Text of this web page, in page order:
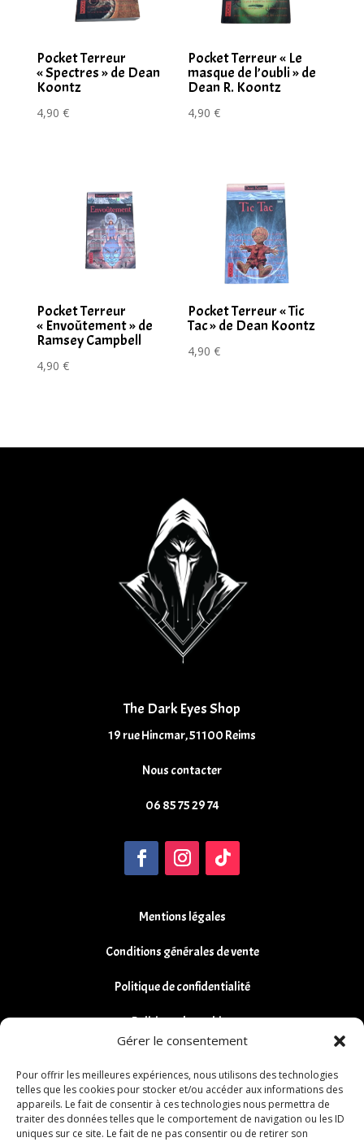
Gérer le consentement
Pour offrir les meilleures expériences, nous utilisons des technologies
telles que les cookies pour stocker et/ou accéder aux informations des
appareils. Le fait de consentir à ces technologies nous permettra de
traiter des données telles que le comportement de navigation ou les ID
uniques sur ce site. Le fait de ne pas consentir ou de retirer son
LintPocket Terreur
« Spectres » de Dean
Koontz
4,90 €
Pocket Terreur « Le
masque de l’oubli » de
Dean R. Koontz
4,90€
Pocket Terreur
« Envoûtement » de
Ramsey Campbell
4,90 €
Pocket Terreur « Tic
Tac » de Dean Koontz
4,90€
The Dark Eyes Shop
19 rue Hincmar, 51100 Reims
Nous contacter
06 85 75 29 74
Mentions légales
Conditions générales de vente
Politique de confidentialité
Politique de cookies